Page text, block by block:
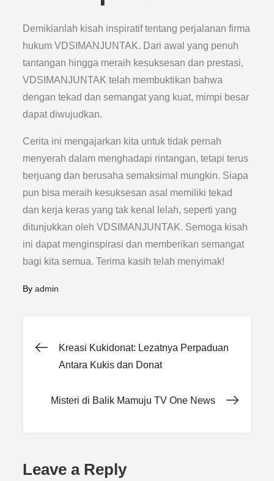
Demikianlah kisah inspiratif tentang perjalanan firma
hukum VDSIMANJUNTAK. Dari awal yang penuh
tantangan hingga meraih kesuksesan dan prestasi,
VDSIMANJUNTAK telah membuktikan bahwa
dengan tekad dan semangat yang kuat, mimpi besar
dapat diwujudkan.
Cerita ini mengajarkan kita untuk tidak pernah
menyerah dalam menghadapi rintangan, tetapi terus
berjuang dan berusaha semaksimal mungkin. Siapa
pun bisa meraih kesuksesan asal memiliki tekad
dan kerja keras yang tak kenal lelah, seperti yang
ditunjukkan oleh VDSIMANJUNTAK. Semoga kisah
ini dapat menginspirasi dan memberikan semangat
bagi kita semua. Terima kasih telah menyimak!
Byadmin
Post
Kreasi Kukidonat: Lezatnya Perpaduan
Antara Kukis dan Donat
Misteri di Balik Mamuju TV One News
Leave a Reply